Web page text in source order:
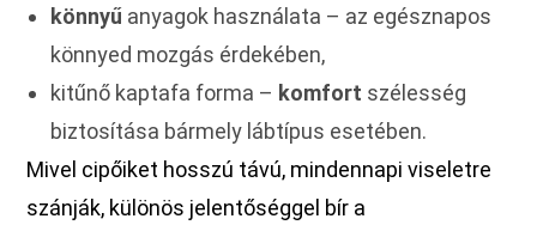
könnyű anyagok használata – az egésznapos
könnyed mozgás érdekében,
kitűnő kaptafa forma – komfort szélesség
biztosítása bármely lábtípus esetében.
Mivel cipőiket hosszú távú, mindennapi viseletre
szánják, különös jelentőséggel bír a